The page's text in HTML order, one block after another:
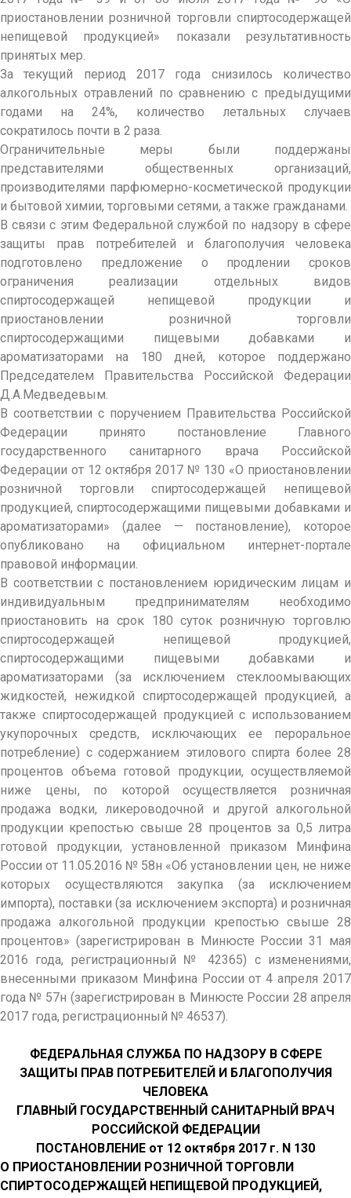
приостановлении розничной торговли спиртосодержащей
непищевой продукцией» показали результативность
принятых мер.
За текущий период 2017 года снизилось количество
алкогольных отравлений по сравнению с предыдущими
годами на 24%, количество летальных случаев
сократилось почти в 2 раза.
Ограничительные меры были поддержаны
представителями общественных организаций,
производителями парфюмерно-косметической продукции
и бытовой химии, торговыми сетями, а также гражданами.
В связи с этим Федеральной службой по надзору в сфере
защиты прав потребителей и благополучия человека
подготовлено предложение о продлении сроков
ограничения реализации отдельных видов
спиртосодержащей непищевой продукции и
приостановлении розничной торговли
спиртосодержащими пищевыми добавками и
ароматизаторами на 180 дней, которое поддержано
Председателем Правительства Российской Федерации
Д.А.Медведевым.
В соответствии с поручением Правительства Российской
Федерации принято постановление Главного
государственного санитарного врача Российской
Федерации от 12 октября 2017 № 130 «О приостановлении
розничной торговли спиртосодержащей непищевой
продукцией, спиртосодержащими пищевыми добавками и
ароматизаторами» (далее — постановление), которое
опубликовано на официальном интернет-портале
правовой информации.
В соответствии с постановлением юридическим лицам и
индивидуальным предпринимателям необходимо
приостановить на срок 180 суток розничную торговлю
спиртосодержащей непищевой продукцией,
спиртосодержащими пищевыми добавками и
ароматизаторами (за исключением стеклоомывающих
жидкостей, нежидкой спиртосодержащей продукцией, а
также спиртосодержащей продукцией с использованием
укупорочных средств, исключающих ее пероральное
потребление) с содержанием этилового спирта более 28
процентов объема готовой продукции, осуществляемой
ниже цены, по которой осуществляется розничная
продажа водки, ликероводочной и другой алкогольной
продукции крепостью свыше 28 процентов за 0,5 литра
готовой продукции, установленной приказом Минфина
России от 11.05.2016 № 58н «Об установлении цен, не ниже
которых осуществляются закупка (за исключением
импорта), поставки (за исключением экспорта) и розничная
продажа алкогольной продукции крепостью свыше 28
процентов» (зарегистрирован в Минюсте России 31 мая
2016 года, регистрационный № 42365) с изменениями,
внесенными приказом Минфина России от 4 апреля 2017
года № 57н (зарегистрирован в Минюсте России 28 апреля
2017 года, регистрационный № 46537).
ФЕДЕРАЛЬНАЯ СЛУЖБА ПО НАДЗОРУ В СФЕРЕ
ЗАЩИТЫ ПРАВ ПОТРЕБИТЕЛЕЙ И БЛАГОПОЛУЧИЯ
ЧЕЛОВЕКА
ГЛАВНЫЙ ГОСУДАРСТВЕННЫЙ САНИТАРНЫЙ ВРАЧ
РОССИЙСКОЙ ФЕДЕРАЦИИ
ПОСТАНОВЛЕНИЕ от 12 октября 2017 г. N 130
О ПРИОСТАНОВЛЕНИИ РОЗНИЧНОЙ ТОРГОВЛИ
СПИРТОСОДЕРЖАЩЕЙ НЕПИЩЕВОЙ ПРОДУКЦИЕЙ,